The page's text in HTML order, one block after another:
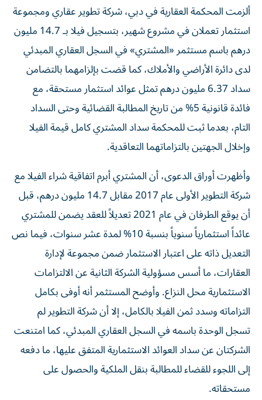
ألزمت المحكمة العقارية في دبي، شركة تطوير عقاري ومجموعة
استثمار تعملان في مشروع شهير، بتسجيل فيلا بـ 14.7 مليون
درهم باسم مستثمر «المشتري» في السجل العقاري المبدئي
لدى دائرة الأراضي والأملاك، كما قضت بإلزامهما بالتضامن
سداد 6.37 مليون درهم تمثل عوائد استثمار مستحقة، مع
فائدة قانونية 5% من تاريخ المطالبة القضائية وحتى السداد
التام، بعدما ثبت للمحكمة سداد المشتري كامل قيمة الفيلا
وإخلال الجهتين بالتزاماتهما التعاقدية.
وأظهرت أوراق الدعوى، أن المشتري أبرم اتفاقية شراء الفيلا مع
شركة التطوير الأولى عام 2017 مقابل 14.7 مليون درهم، قبل
أن يوقع الطرفان في عام 2021 تعديلاً للعقد يضمن للمشتري
عائداً استثمارياً سنوياً بنسبة 10% لمدة عشر سنوات، فيما نص
التعديل ذاته على اعتبار الاستثمار ضمن مجموعة لإدارة
العقارات، ما أسس مسؤولية الشركة الثانية عن الالتزامات
الاستثمارية محل النزاع. وأوضح المستثمر أنه أوفى بكامل
التزاماته وسدد ثمن الفيلا بالكامل، إلا أن شركة التطوير لم
تسجل الوحدة باسمه في السجل العقاري المبدئي، كما امتنعت
الشركتان عن سداد العوائد الاستثمارية المتفق عليها، ما دفعه
إلى اللجوء للقضاء للمطالبة بنقل الملكية والحصول على
مستحقاته.